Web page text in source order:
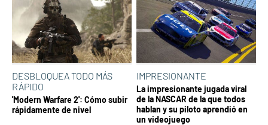
DESBLOQUEA TODO MÁS
RÁPIDO
'Modern Warfare 2': Cómo subir
rápidamente de nivel
IMPRESIONANTE
La impresionante jugada viral
de la NASCAR de la que todos
hablan y su piloto aprendió en
un videojuego